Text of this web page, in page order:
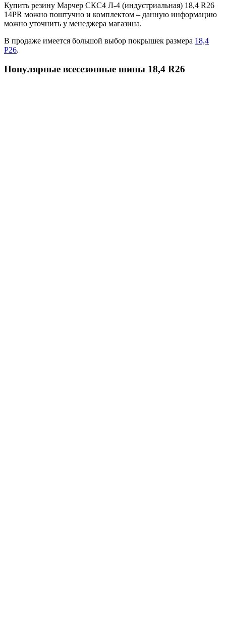
Купить резину Марчер СКС4 Л-4 (индустриальная) 18,4 R26
14PR можно поштучно и комплектом – данную информацию
можно уточнить у менеджера магазина.
В продаже имеется большой выбор покрышек размера 18,4
Р26.
Популярные всесезонные шины 18,4 R26